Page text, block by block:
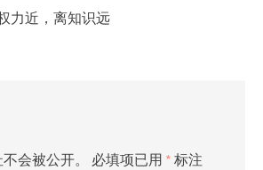
力近，离知识远
会被公开。 必填项已用 * 标注